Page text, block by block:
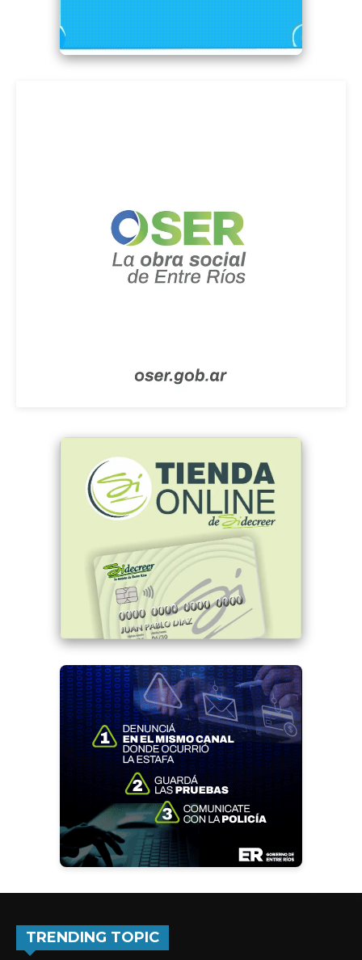
TRENDING TOPIC